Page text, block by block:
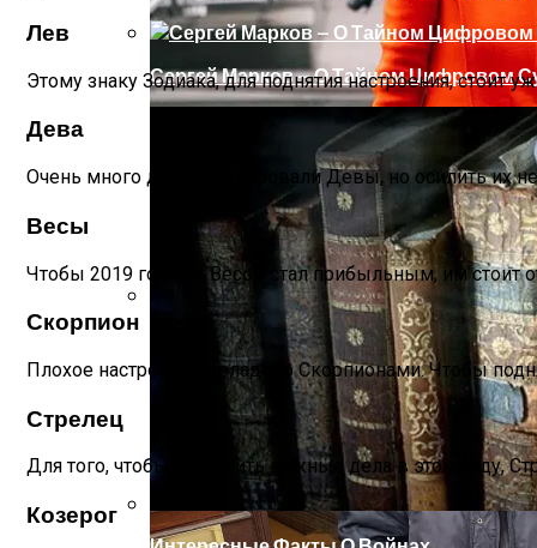
Ваша Любовь К Оранжевому: Глоток
Сергей Марков — О Тайном Цифровом
Лев
Этому знаку Зодиака, для поднятия настроения, стоит
Дева
Очень много дел запланировали Девы, но осилить их
Весы
Чтобы 2019 год для Весов стал прибыльным, им стоит
Скорпион
Плохое настроение овладело Скорпионами. Чтобы
Стрелец
Для того, чтобы закончить важные дела в этом году,
Козерог